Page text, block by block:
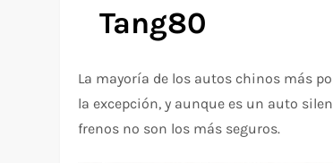
Tang80
La mayoría de los autos chinos más
la excepción, y aunque es un auto
frenos no son los más seguros.